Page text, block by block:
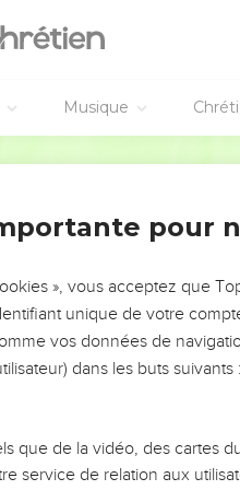
Musique
à la perfection, mais je
;
m'avançant vers ce qui est
en Jésus-Christ.
suivant la même règle, et
se conduisent suivant le
le redis en pleurant, se
gloire est dans leur
pour
», vous acceptez que
unique de votre
vos données de
dans les buts suivants :
que de la vidéo, des cartes
service de relation aux